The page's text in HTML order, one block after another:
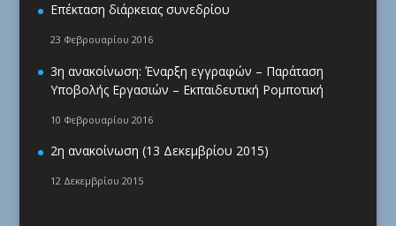
Επέκταση διάρκειας συνεδρίου
23 Φεβρουαρίου 2016
3η ανακοίνωση: Έναρξη εγγραφών – Παράταση
Υποβολής Εργασιών – Εκπαιδευτική Ρομποτική
10 Φεβρουαρίου 2016
2η ανακοίνωση (13 Δεκεμβρίου 2015)
12 Δεκεμβρίου 2015